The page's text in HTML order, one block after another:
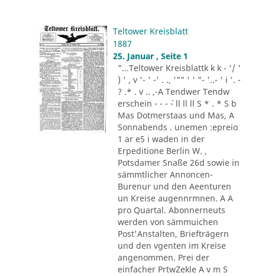
Teltower Kreisblatt
1887
25. Januar , Seite 1
"...Teltower Kreisblattk k k - '/ '
) ' , v '- ' -' . ., '"" ' ' "- '..- ' i '. -
? .* . v .. ,-A Tendwer Tendw
erschein - - - ´- ll ll ll S * . * S b
Mas Dotmerstaas und Mas, A
Sonnabends . unemen :epreio
1 ar e5 i waden in der
Erpeditione Berlin W. ,
Potsdamer Snaße 26d sowie in
sämmtlicher Annoncen-
Burenur und den Aeenturen
un Kreise augennrmnen. A A
pro Quartal. Abonnerneuts
werden von sämmuichen
Post'Anstalten, Briefträgern
und den vgenten im Kreise
angenommen. Prei der
einfacher PrtwZekle A v m S